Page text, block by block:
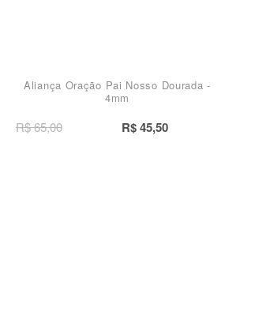
Aliança Oração Pai Nosso Dourada -
4mm
R$ 65,00 R$ 45,50